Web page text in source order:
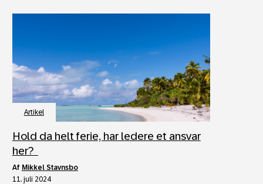
Artikel
Hold da helt ferie, har ledere et ansvar
her?
af Mikkel Stavnsbo
11. juli 2024